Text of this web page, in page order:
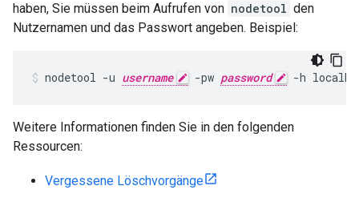
haben, Sie müssen beim Aufrufen von nodetool den
Nutzernamen und das Passwort angeben. Beispiel:
nodetool -u username -pw password -h
Weitere Informationen finden Sie in den folgenden
Ressourcen:
Vergessene Löschvorgänge